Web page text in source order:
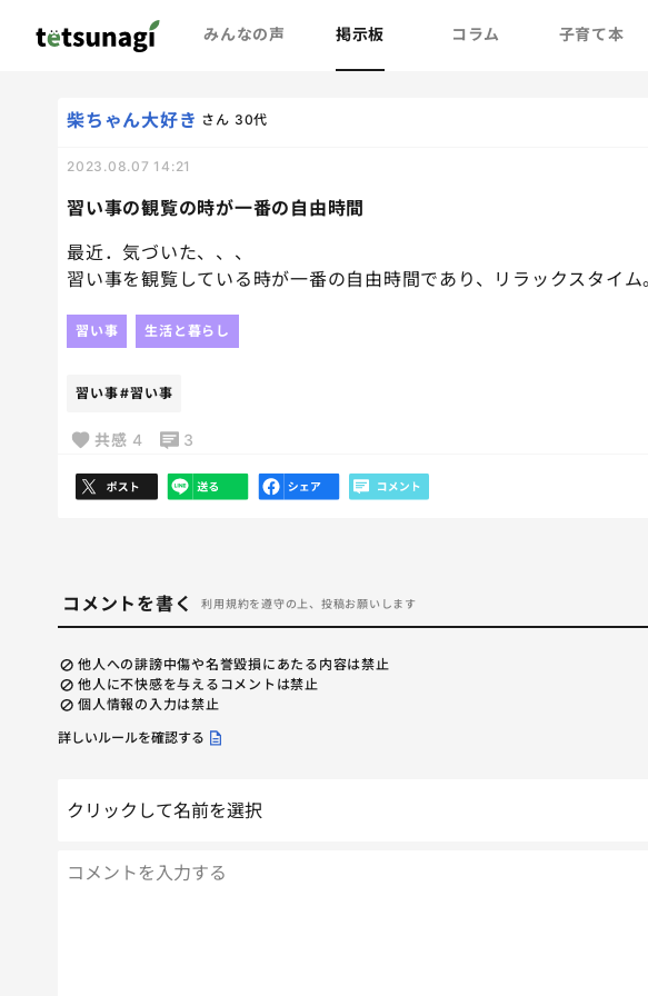
みんなの声 掲示板 コラム 子育て本
習い事の観覧の時が一番の自由時間
柴ちゃん大好き さん 30代
2023.08.07 14:21
最近．気づいた、、、
習い事を観覧している時が一番の自由時間であり、リラックスタイム
習い事 生活と暮らし
習い事#習い事
共感 4 3
コメントを書く 利用規約を遵守の上、投稿お願いします
他人への誹謗中傷や名誉毀損にあたる内容は禁止
他人に不快感を与えるコメントは禁止
個人情報の入力は禁止
詳しいルールを確認する
クリックして名前を選択